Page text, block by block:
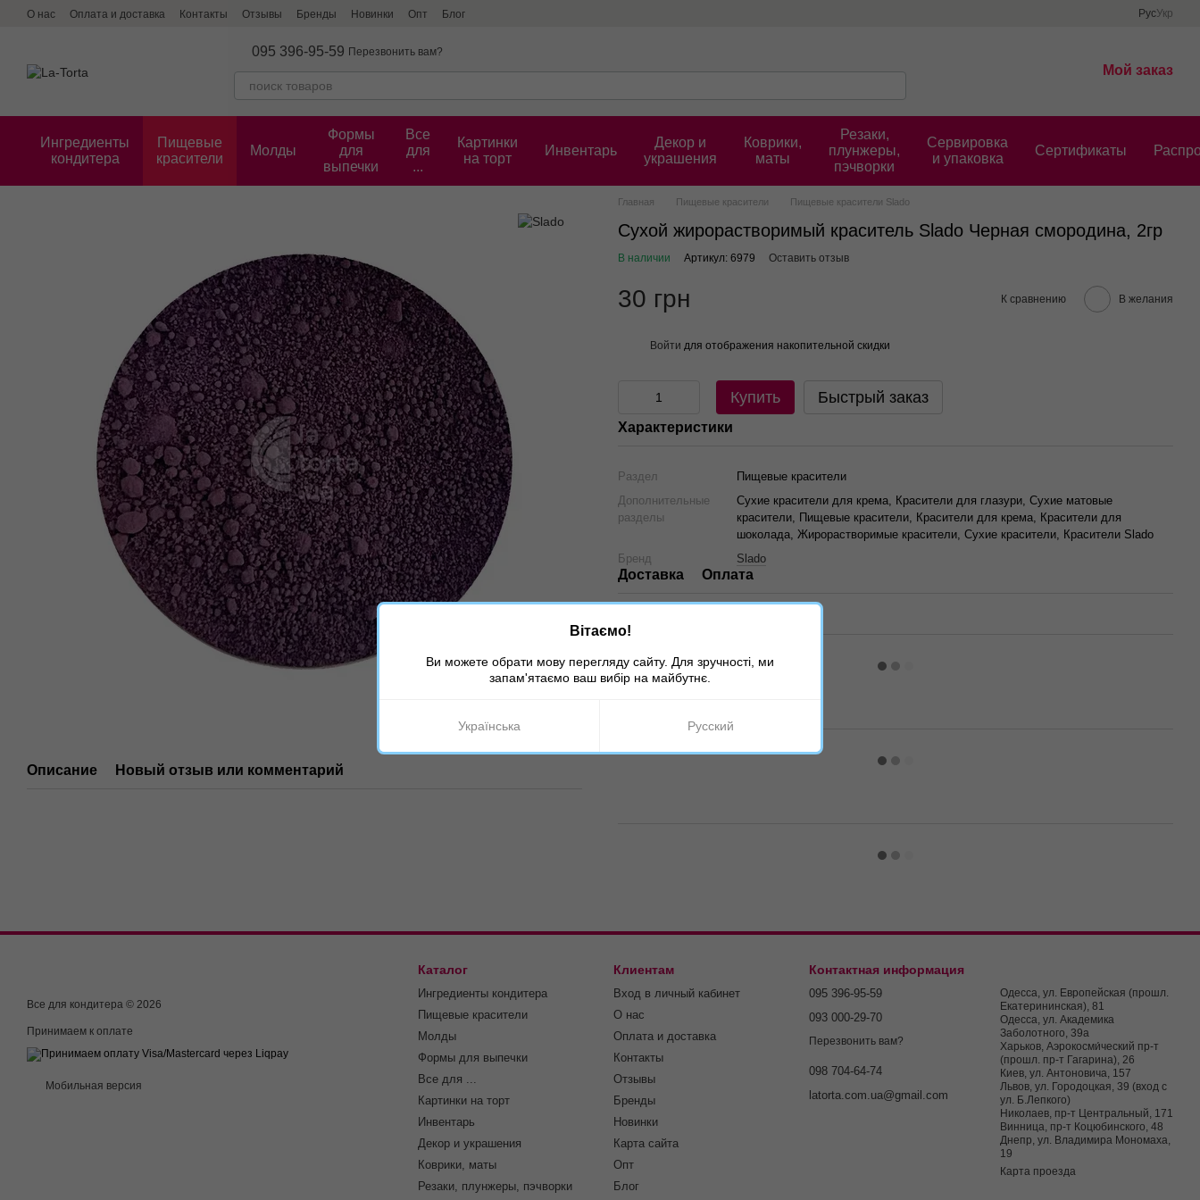
Перейти к основному контенту
О нас Оплата и доставка Контакты Отзывы Бренды Новинки Опт Блог РусУкр
095 396-95-59 Перезвонить вам?
Мой заказ
Ингредиенты
кондитера
Пищевые
красители
Молды
Формы
для
выпечки
Все
для
...
Картинки
на торт
Инвентарь
Декор и
украшения
Коврики,
маты
Резаки,
плунжеры,
пэчворки
Сервировка
и упаковка
Cертификаты
Описание Новый отзыв или комментарий
Главная Пищевые красители Пищевые красители Slado
Сухой жирорастворимый краситель Slado Черная смородина, 2гр
В наличии Артикул: 6979 Оставить отзыв
30 грн К сравнению В желания
Войти для отображения накопительной скидки
Купить Быстрый заказ
Характеристики
Раздел
Пищевые красители
Дополнительные
разделы
Сухие красители для крема, Красители для глазури, Сухие матовые
красители, Пищевые красители, Красители для крема, Красители для
шоколада, Жирорастворимые красители, Сухие красители, Красители Slado
Бренд
Slado
Доставка Оплата
Все для кондитера © 2026
Принимаем к оплате
Мобильная версия
Каталог
Ингредиенты кондитера
Пищевые красители
Молды
Формы для выпечки
Все для ...
Картинки на торт
Инвентарь
Декор и украшения
Коврики, маты
Резаки, плунжеры, пэчворки
Клиентам
Вход в личный кабинет
О нас
Оплата и доставка
Контакты
Отзывы
Бренды
Новинки
Карта сайта
Опт
Блог
Контактная информация
095 396-95-59
093 000-29-70
Перезвонить вам?
098 704-64-74
latorta.com.ua@gmail.com
Одесса, ул. Европейская (прошл.
Екатерининская), 81
Одесса, ул. Академика
Заболотного, 39а
Харьков, Аэрокосми́ческий пр-т
(прошл. пр-т Гагарина), 26
Киев, ул. Антоновича, 157
Львов, ул. Городоцкая, 39 (вход с
ул. Б.Лепкого)
Николаев, пр-т Центральный, 171
Винница, пр-т Коцюбинского, 48
Днепр, ул. Владимира Мономаха,
19
Карта проезда
Вітаємо!
Ви можете обрати мову перегляду сайту. Для зручності, ми
запам'ятаємо ваш вибір на майбутнє.
Українська Русский